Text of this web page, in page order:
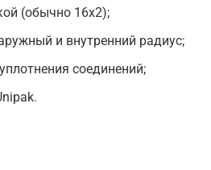
(обычно 16х2);
и внутренний радиус;
соединений;